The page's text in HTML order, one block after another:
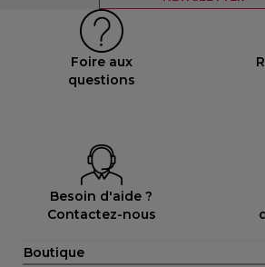
Foire aux
questions
Besoin d'aide ?
Contactez-nous
Boutique